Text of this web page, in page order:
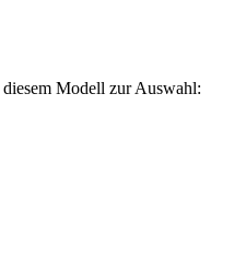
Modell zur Auswahl: